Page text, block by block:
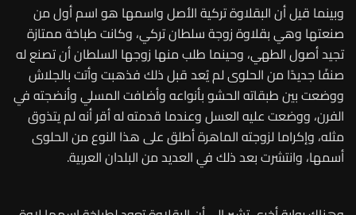
وبينما قيل أن البقلاوة تركية الأصل واسمها هو اسم أول من
صنعتها وهي بقلاوة زوجة سلطان تركي، وكانت طباخة ممتازة
تجيد أصول الطهي، وحينما طلب منها زوجها السلطان أن تصنع له
صنفًا جديدًا من الحلوى لم يُعد قبل ذلك فذهبت وأتت بالجلاش
ووضعت بين طبقاته الحشو بأنواعه وأضافت المسلي وأنضجته في
الفرن، ووضعت عليه العسل وعندما قدمته له أقر أنه لم يتذوق
مثله، وإكراما لزوجته الماهرة أطلق على هذا النوع من الحلوى
أسمها، وانتشرت بعد ذلك في العديد من البلدان العربية.